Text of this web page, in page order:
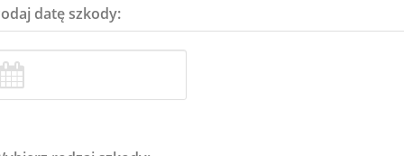
datę szkody: